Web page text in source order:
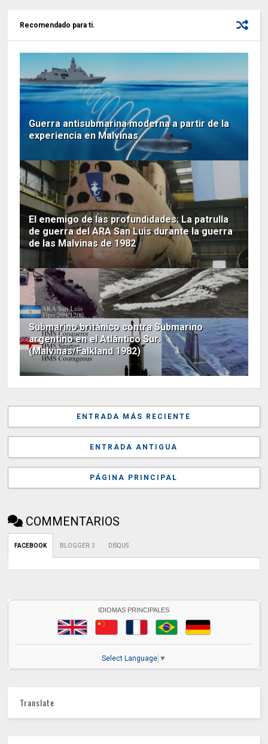
Recomendado para ti.
Guerra antisubmarina moderna a partir de la
experiencia en Malvinas
El enemigo de las profundidades: La patrulla
de guerra del ARA San Luis durante la guerra
de las Malvinas de 1982
Submarino británico contra Submarino
argentino en el Atlántico Sur.
(Malvinas/Falkland 1982)
ENTRADA MÁS RECIENTE
ENTRADA ANTIGUA
PÁGINA PRINCIPAL
COMMENTARIOS
FACEBOOK BLOGGER:3 DISQUS
IDIOMAS PRINCIPALES
Select Language ▼
Translate